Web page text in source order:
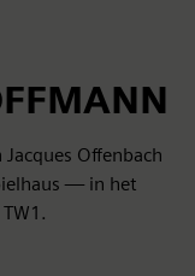
Offenbach
— in het